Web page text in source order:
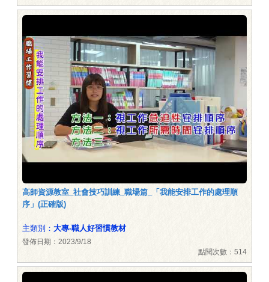
高師資源教室_社會技巧訓練_職場篇_「我能安排工作的處理順
序」(正確版)
主類別： 大專-職人好習慣教材
發佈日期：2023/9/18
點閱次數：514